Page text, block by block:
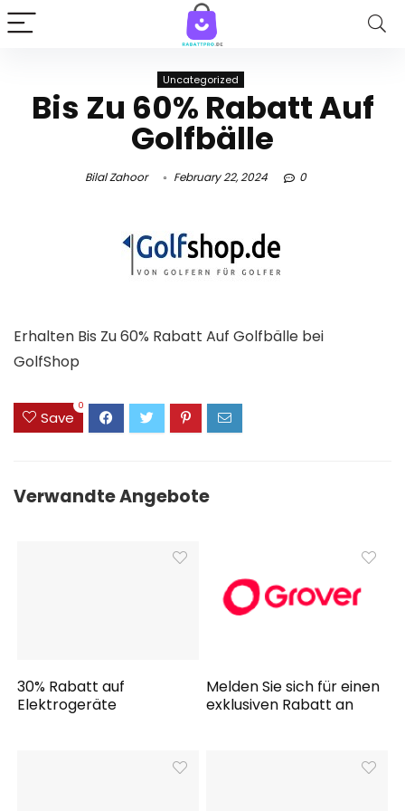
Uncategorized
Bis Zu 60% Rabatt Auf
Golfbälle
Bilal Zahoor February 22, 2024 0
Erhalten Bis Zu 60% Rabatt Auf Golfbälle bei
GolfShop
Save
0
Verwandte Angebote
30% Rabatt auf
Elektrogeräte
Melden Sie sich für einen
exklusiven Rabatt an